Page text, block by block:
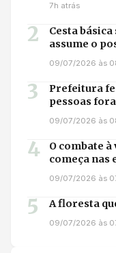
7h atrás
2
Cesta básica
assume o
09/07/2026 às
3
Prefeitura
pessoas
09/07/2026 às
4
O combate
começa nas
09/07/2026 às
5 A floresta
09/07/2026 às